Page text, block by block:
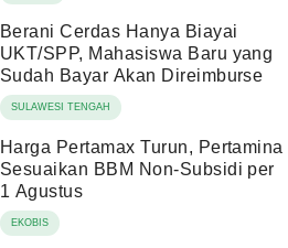
Berani Cerdas Hanya Biayai
UKT/SPP, Mahasiswa Baru yang
Sudah Bayar Akan Direimburse
SULAWESI TENGAH
Harga Pertamax Turun, Pertamina
Sesuaikan BBM Non-Subsidi per
1 Agustus
EKOBIS